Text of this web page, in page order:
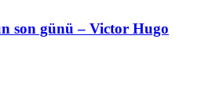
son günü – Victor Hugo